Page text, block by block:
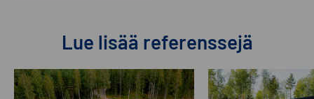
Lue lisää referenssejä